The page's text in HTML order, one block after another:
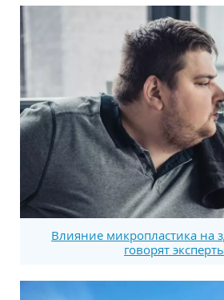
Влияние микропластика на
говорят